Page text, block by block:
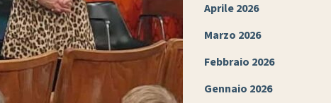
Aprile 2026
Marzo 2026
Febbraio 2026
Gennaio 2026